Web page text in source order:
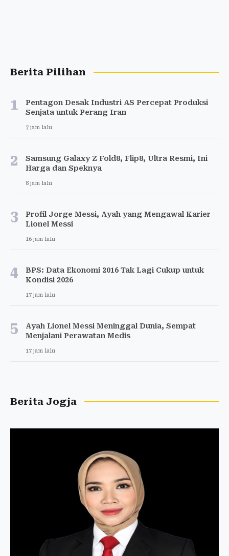
Berita Pilihan
1
Pentagon Desak Industri AS Percepat Produksi
Senjata untuk Perang Iran
7 jam lalu
2
Samsung Galaxy Z Fold8, Flip8, Ultra Resmi, Ini
Harga dan Speknya
8 jam lalu
3
Profil Jorge Messi, Ayah yang Mengawal Karier
Lionel Messi
16 jam lalu
4
BPS: Data Ekonomi 2016 Tak Lagi Cukup untuk
Kondisi 2026
17 jam lalu
5
Ayah Lionel Messi Meninggal Dunia, Sempat
Menjalani Perawatan Medis
17 jam lalu
Berita Jogja